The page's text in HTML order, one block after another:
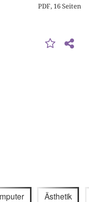
PDF, 16 Seiten
Ästhetik